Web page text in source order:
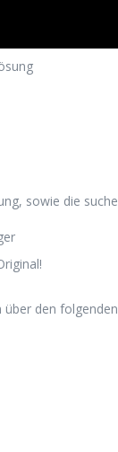
sowie die suche
den folgenden